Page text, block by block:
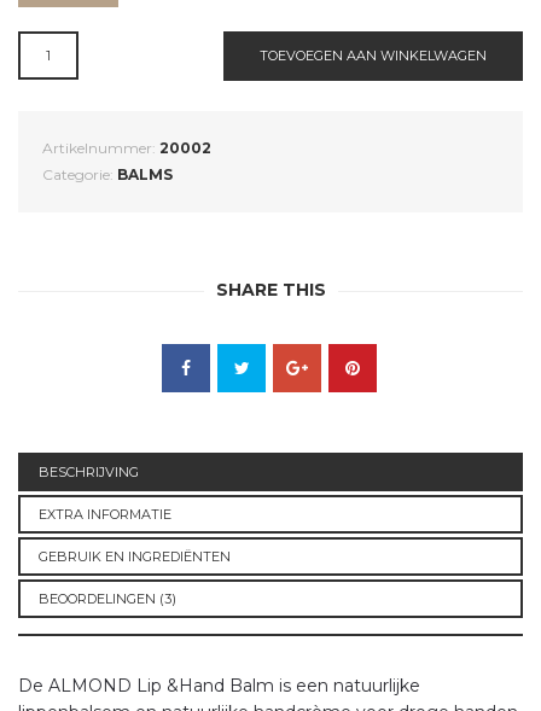
NATUURLIJKE
TOEVOEGEN AAN WINKELWAGEN
Artikelnummer: 20002
Categorie: BALMS
SHARE THIS
BESCHRIJVING
EXTRA INFORMATIE
GEBRUIK EN INGREDIËNTEN
BEOORDELINGEN (3)
De ALMOND Lip &Hand Balm is een natuurlijke